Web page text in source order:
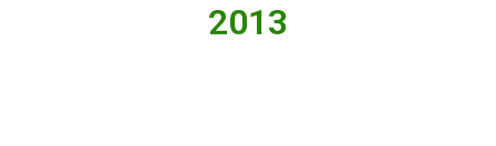
2013